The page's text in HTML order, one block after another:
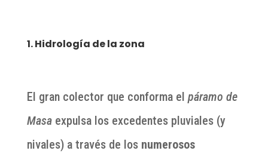
1. Hidrología de la zona
El gran colector que conforma el páramo de
Masaexpulsa los excedentes pluviales (y
nivales) a través de los numerosos